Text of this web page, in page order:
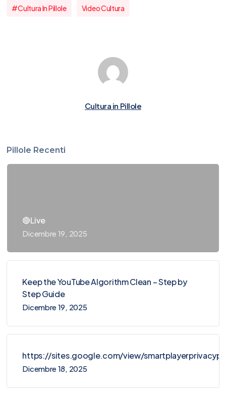
#cultura In Pillole Video Cultura
Cultura in Pillole
Pillole Recenti
🔴Live
Dicembre 19, 2025
Keep the YouTube Algorithm Clean – Step by
Step Guide
Dicembre 19, 2025
https://sites.google.com/view/
Dicembre 18, 2025